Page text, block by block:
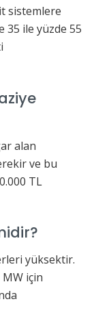
sistemlere
35 ile yüzde 55
alan
ve bu
TL
yüksektir.
MW için